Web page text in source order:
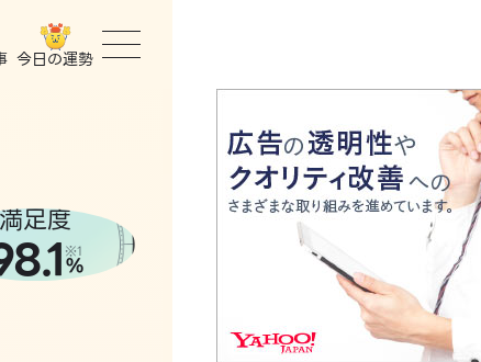
今日の運勢
トップ
ユーザーの声
占いの流れ
満足度
※1
%